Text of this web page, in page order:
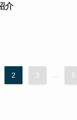
介
2 3 ... 5